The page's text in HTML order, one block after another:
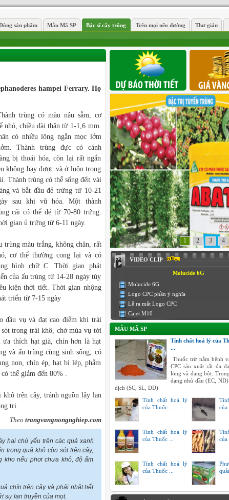
sản phẩm Mẫu Mã SP Bác sĩ cây trông Trên mọi nẽo đường Thư giản
hampei Ferrary. Họ
trùng có màu nâu sẫm, cơ
nhỏ, chiều dài thân từ 1-1,6 mm.
có nhiều lông ngắn mọc lởm
Thành trùng đực có cánh
bị thoái hóa, còn lại rất ngắn
không bay được và ở luôn trong
Thành trùng có thể sống đến vài
và bắt đầu đẻ trứng từ 10-21
sau khi vũ hóa. Một thành
cái có thể đẻ từ 70-80 trứng.
gian ủ trứng từ 6-11 ngày.
trùng màu trắng, không chân, rất
cơ thể thường cong lại và có
hình chữ C. Thời gian phát
của ấu trùng từ 14-28 ngày tùy
kiện thời tiết. Thời gian nhộng
triển từ 7-15 ngày
đầu vụ và đạt cao điểm khi trái
trong trái khô, chờ mùa vụ tới
ưa thích hạt già, chín hơn là hạt
và ấu trùng cùng sinh sống, có
non, chín ép, hạt bị lép, phẩm
thể giảm đến 80% .
trên cây, tránh nguồn lây lan
trị.
Theo trangvangnongnghiep.com
hại chủ yếu trên các quả xanh
trong quả khô còn sót trên cây,
kho nếu phơi chưa khô, độ ẩm
chín trên cây và phải nhặt hết
sự lan truyền của mọt.
1 2 3 4
VIDEO CLIP
Molucide 6G
Molucide 6G
Logo CPC phần ý nghĩa
Lễ ra mắt Logo CPC
Cajet M10
MẪU MÃ SP
Tính chất hoá lý của
...
Thuốc trừ nắm bệnh
CPC sản xuất rất đa
lỏng và dạng bột.
dạng nhủ dầu (EC,
dịch (SC, SL, DD)
Tính chất hoá lý
của Thuốc ...
của
Tính chất hoá lý
của Thuốc ...
của
Tính chất hoá lý
của Thuốc ...